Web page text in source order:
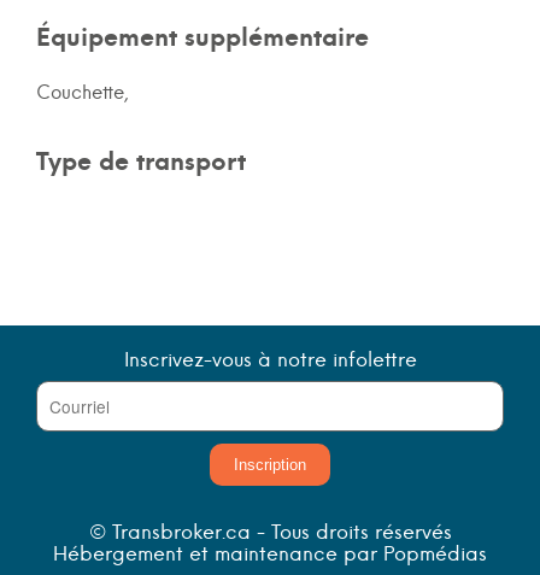
Équipement supplémentaire
Couchette,
Type de transport
Inscrivez-vous à notre infolettre
Inscription
© Transbroker.ca - Tous droits réservés
Hébergement et maintenance par Popmédias